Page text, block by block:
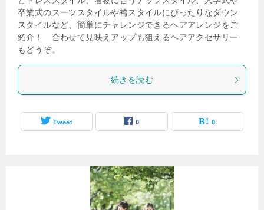
卒業式のスーツスタイルや袴スタイルにぴったりなダウン
スタイルなど、簡単にチャレンジできるヘアアレンジをご
紹介！ 合わせて見映えアップも狙えるヘアアクセサリー
もどうぞ。
続きを読む
Tweet 0 0